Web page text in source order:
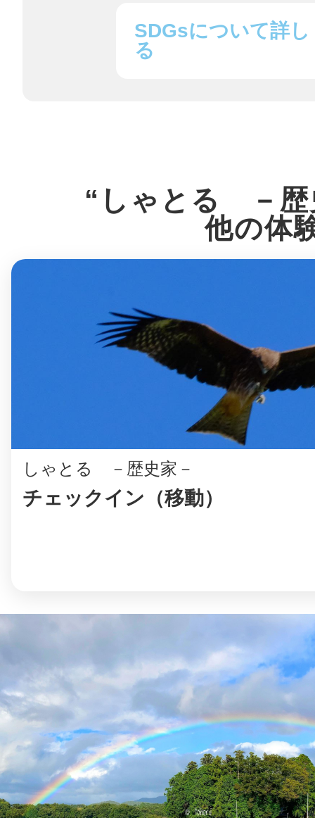
SDGsについて詳し
る
“しゃとる －歴
他の体
しゃとる －歴史家－
チェックイン（移動）
鎌倉
渋谷区
日立
まちのコイン
お知らせ
ヘルプ